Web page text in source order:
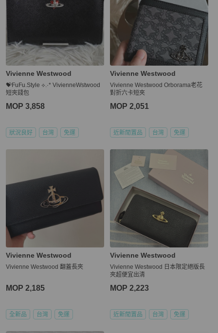
Vivienne Westwood
💝FuFu.Style ⟡.·* VivienneWstwood
短夾錢包
MOP 3,858
狀況良好 台灣 免運
Vivienne Westwood
Vivienne Westwood Orborama老花
對折六卡短夾
MOP 2,051
近新閒置品 台灣 免運
Vivienne Westwood
Vivienne Westwood 翻蓋長夾
MOP 2,185
全新品 台灣 免運
Vivienne Westwood
Vivienne Westwood 日本限定絕版長
夾超便宜出清
MOP 2,223
近新閒置品 台灣 免運